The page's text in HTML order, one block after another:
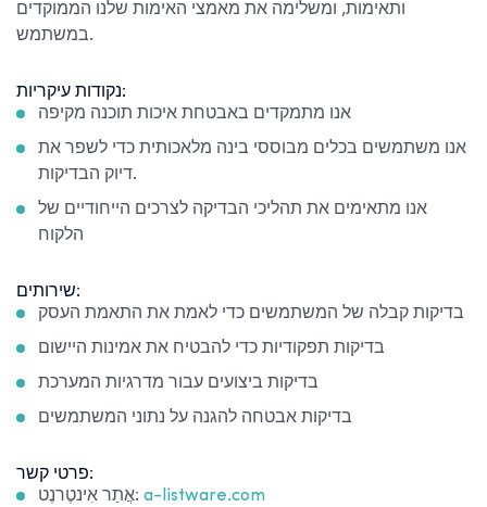
ותאימות, ומשלימה את מאמצי האימות שלנו הממוקדים
במשתמש.
נקודות עיקריות:
אנו מתמקדים באבטחת איכות תוכנה מקיפה
אנו משתמשים בכלים מבוססי בינה מלאכותית כדי לשפר את
דיוק הבדיקות.
אנו מתאימים את תהליכי הבדיקה לצרכים הייחודיים של
הלקוח
שירותים:
בדיקות קבלה של המשתמשים כדי לאמת את התאמת העסק
בדיקות תפקודיות כדי להבטיח את אמינות היישום
בדיקות ביצועים עבור מדרגיות המערכת
בדיקות אבטחה להגנה על נתוני המשתמשים
פרטי קשר:
אֲתַר אִינטֶרנֶט: a-listware.com